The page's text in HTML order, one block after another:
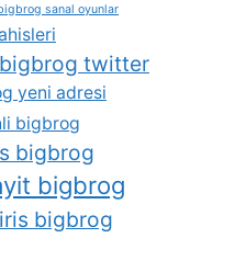
sanal oyunlar
bigbrog twitter
yeni adresi
bigbrog
bigbrog
bigbrog
bigbrog